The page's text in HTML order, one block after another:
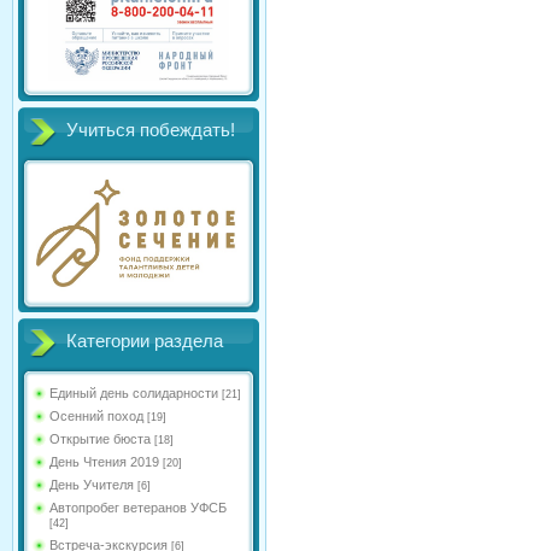
Учиться побеждать!
Категории раздела
Единый день солидарности [21]
Осенний поход [19]
Открытие бюста [18]
День Чтения 2019 [20]
День Учителя [6]
Автопробег ветеранов УФСБ
[42]
Встреча-экскурсия [6]